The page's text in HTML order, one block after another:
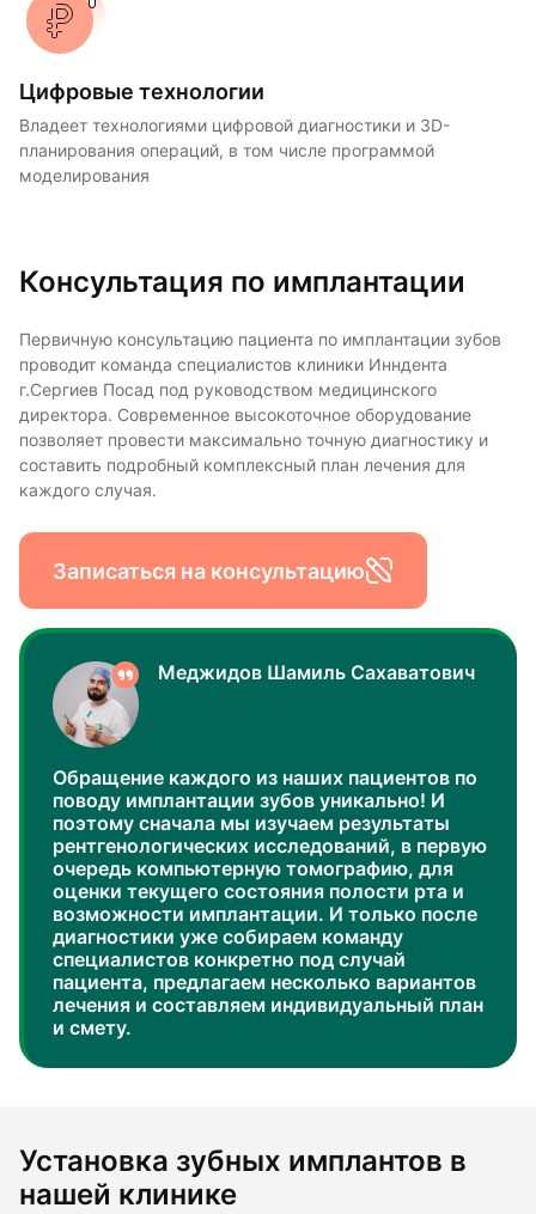
Цифровые технологии
Владеет технологиями цифровой диагностики и 3D-
планирования операций, в том числе программой
моделирования
Консультация по имплантации
Первичную консультацию пациента по имплантации зубов
проводит команда специалистов клиники Инндента
г.Сергиев Посад под руководством медицинского
директора. Современное высокоточное оборудование
позволяет провести максимально точную диагностику и
составить подробный комплексный план лечения для
каждого случая.
Записаться на консультацию
Меджидов Шамиль Сахаватович
Обращение каждого из наших пациентов по
поводу имплантации зубов уникально! И
поэтому сначала мы изучаем результаты
рентгенологических исследований, в первую
очередь компьютерную томографию, для
оценки текущего состояния полости рта и
возможности имплантации. И только после
диагностики уже собираем команду
специалистов конкретно под случай
пациента, предлагаем несколько вариантов
лечения и составляем индивидуальный план
и смету.
Установка зубных имплантов в
нашей клинике